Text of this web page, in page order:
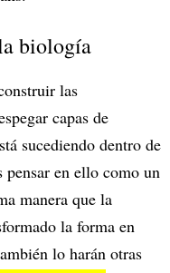
biología
las
capas de
sucediendo dentro de
pensar en ello como un
manera que la
la forma en
lo harán otras